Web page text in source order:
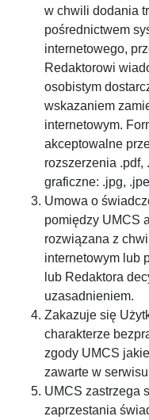
w chwili dodania
pośrednictwem
internetowego,
Redaktorowi
osobistym
wskazaniem
internetowym.
akceptowalne
rozszerzenia .pdf,
graficzne: .jpg,
Umowa o
pomiędzy UMCS
rozwiązana z
internetowym lub
lub Redaktora
uzasadnieniem.
Zakazuje się
charakterze
zgody UMCS
zawarte w
UMCS zastrzega
zaprzestania